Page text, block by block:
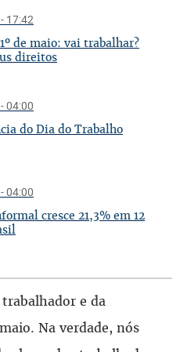
17:42
de maio: vai trabalhar?
direitos
04:00
do Dia do Trabalho
04:00
cresce 21,3% em 12
e da
Na verdade, nós